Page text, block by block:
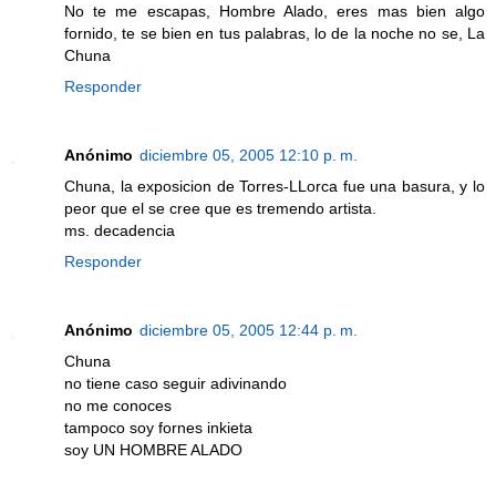
No te me escapas, Hombre Alado, eres mas bien algo
fornido, te se bien en tus palabras, lo de la noche no se, La
Chuna
Responder
Anónimo diciembre 05, 2005 12:10 p. m.
Chuna, la exposicion de Torres-LLorca fue una basura, y lo
peor que el se cree que es tremendo artista.
ms. decadencia
Responder
Anónimo diciembre 05, 2005 12:44 p. m.
Chuna
no tiene caso seguir adivinando
no me conoces
tampoco soy fornes inkieta
soy UN HOMBRE ALADO